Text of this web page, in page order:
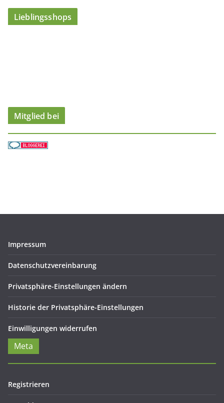
t
Lieblingsshops
Mitglied bei
Impressum
Datenschutzvereinbarung
Privatsphäre-Einstellungen ändern
Historie der Privatsphäre-Einstellungen
Einwilligungen widerrufen
Meta
Registrieren